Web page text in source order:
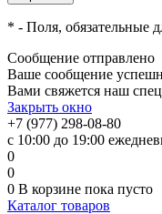
* - Поля, обязательные
Сообщение отправлено
Ваше сообщение
Вами свяжется наш
Закрыть окно
+7 (977) 298-08-80
с 10:00 до 19:00
0
0
0 В корзине пока пусто
Каталог товаров